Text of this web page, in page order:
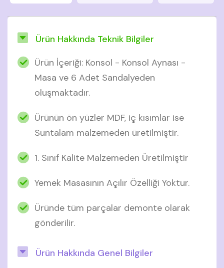
Ürün Hakkında Teknik Bilgiler
Ürün İçeriği: Konsol - Konsol Aynası -
Masa ve 6 Adet Sandalyeden
oluşmaktadır.
Ürünün ön yüzler MDF, iç kısımlar ise
Suntalam malzemeden üretilmiştir.
1. Sınıf Kalite Malzemeden Üretilmiştir
Yemek Masasının Açılır Özelliği Yoktur.
Üründe tüm parçalar demonte olarak
gönderilir.
Ürün Hakkında Genel Bilgiler